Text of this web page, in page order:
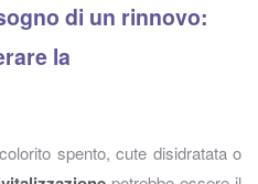
di un rinnovo:
la
spento, cute disidratata o